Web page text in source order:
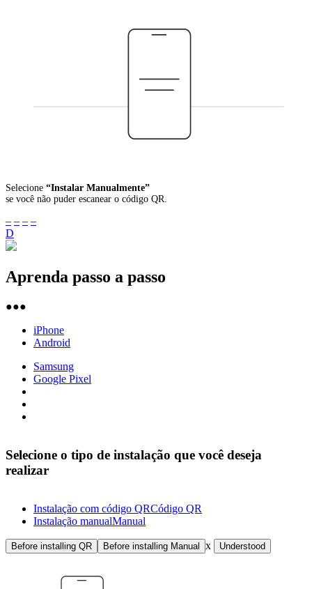
Selecione “Instalar Manualmente”
se você não puder escanear o código QR.
– – – –
D
Aprenda passo a passo
●●●
iPhone
Android
Samsung
Google Pixel
Selecione o tipo de instalação que você deseja
realizar
Instalação com código QRCódigo QR
Instalação manualManual
Before installing QR Before installing Manual x Understood